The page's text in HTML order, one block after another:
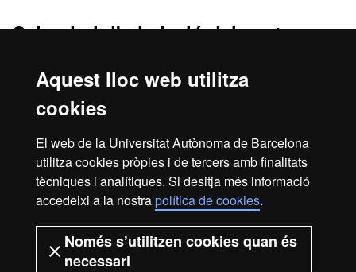
Aquest lloc web utilitza
cookies
El web de la Universitat Autònoma de Barcelona
utilitza cookies pròpies i de tercers amb finalitats
tècniques i analítiques. Si desitja més informació
accedeixi a la nostrapolítica de cookies.
Només s’utilitzen cookies quan és
necessari
Calendari d'admissió del centre
Les soŀlicituds s'avaluen contínuament des del 15 de novembre
fins al 30 de juny.
Per més informació consulta el procediment d'admissió al màster
2026 Universitat Autònoma de
Barcelona